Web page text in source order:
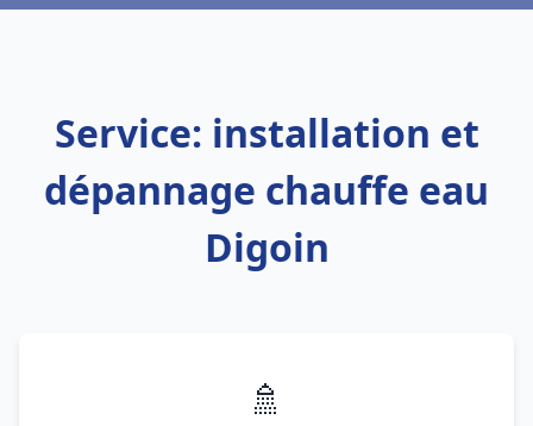
Service: installation et
dépannage chauffe eau
Digoin
🚿